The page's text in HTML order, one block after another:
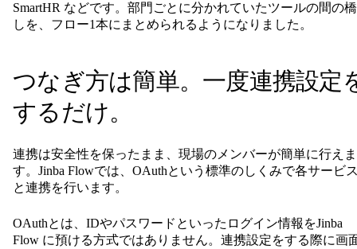
SmartHR などです。部門ごとに分かれていたツールの間の
しを、フロー1本にまとめられるようになりました。
つなぎ方は簡単。一度連携設定
するだけ。
連携は安全性を保ったまま、現場のメンバーが簡単に行えま
す。Jinba Flowでは、OAuthという標準のしくみで各サービ
と連携を行います。
OAuthとは、IDやパスワードといったログイン情報をJinba
Flow に預ける方式ではありません。連携設定をする際に画